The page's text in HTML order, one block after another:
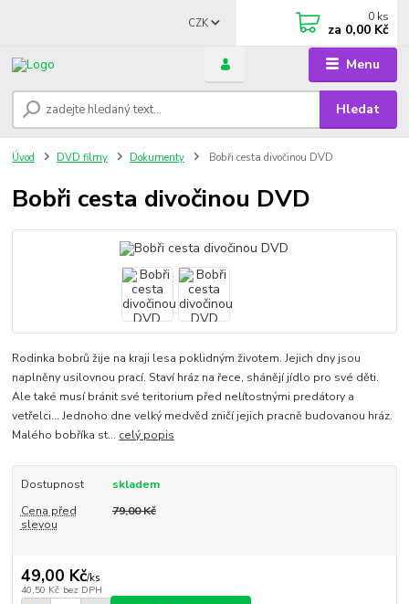
Menu
CZK
Hledat
0 ks
za 0,00 Kč
Úvod DVD filmy Dokumenty Bobři cesta divočinou DVD
Bobři cesta divočinou DVD
Rodinka bobrů žije na kraji lesa poklidným životem. Jejich dny jsou
naplněny usilovnou prací. Staví hráz na řece, shánějí jídlo pro své děti.
Ale také musí bránit své teritorium před nelítostnými predátory a
vetřelci… Jednoho dne velký medvěd zničí jejich pracně budovanou hráz.
Malého bobříka st... celý popis
Dostupnost
skladem
Cena před
slevou
79,00 Kč
49,00 Kč/ks
40,50 Kč bez DPH